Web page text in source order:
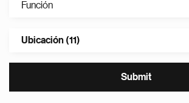
Función
Ubicación (11)